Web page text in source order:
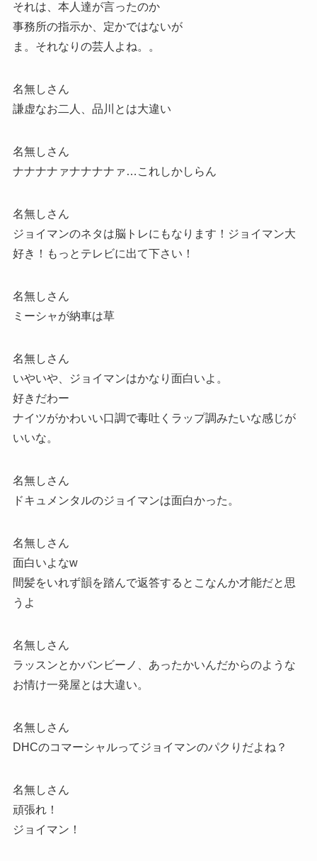
それは、本人達が言ったのか
事務所の指示か、定かではないが
ま。それなりの芸人よね。。
名無しさん
謙虚なお二人、品川とは大違い
名無しさん
ナナナナァナナナナァ…これしかしらん
名無しさん
ジョイマンのネタは脳トレにもなります！ジョイマン大
好き！もっとテレビに出て下さい！
名無しさん
ミーシャが納車は草
名無しさん
いやいや、ジョイマンはかなり面白いよ。
好きだわー
ナイツがかわいい口調で毒吐くラップ調みたいな感じが
いいな。
名無しさん
ドキュメンタルのジョイマンは面白かった。
名無しさん
面白いよなw
間髪をいれず韻を踏んで返答するとこなんか才能だと思
うよ
名無しさん
ラッスンとかバンビーノ、あったかいんだからのような
お情け一発屋とは大違い。
名無しさん
DHCのコマーシャルってジョイマンのパクりだよね？
名無しさん
頑張れ！
ジョイマン！